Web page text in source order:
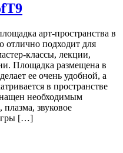
арт-пространства в
отлично подходит для
классы, лекции,
Площадка размещена в
ее очень удобной, а
в пространстве
необходимым
звуковое
[…]